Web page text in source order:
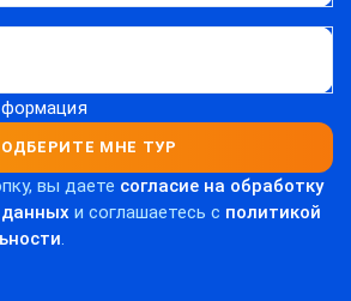
МНЕ ТУР
вы даете согласие на обработку
и соглашаетесь c политикой
.